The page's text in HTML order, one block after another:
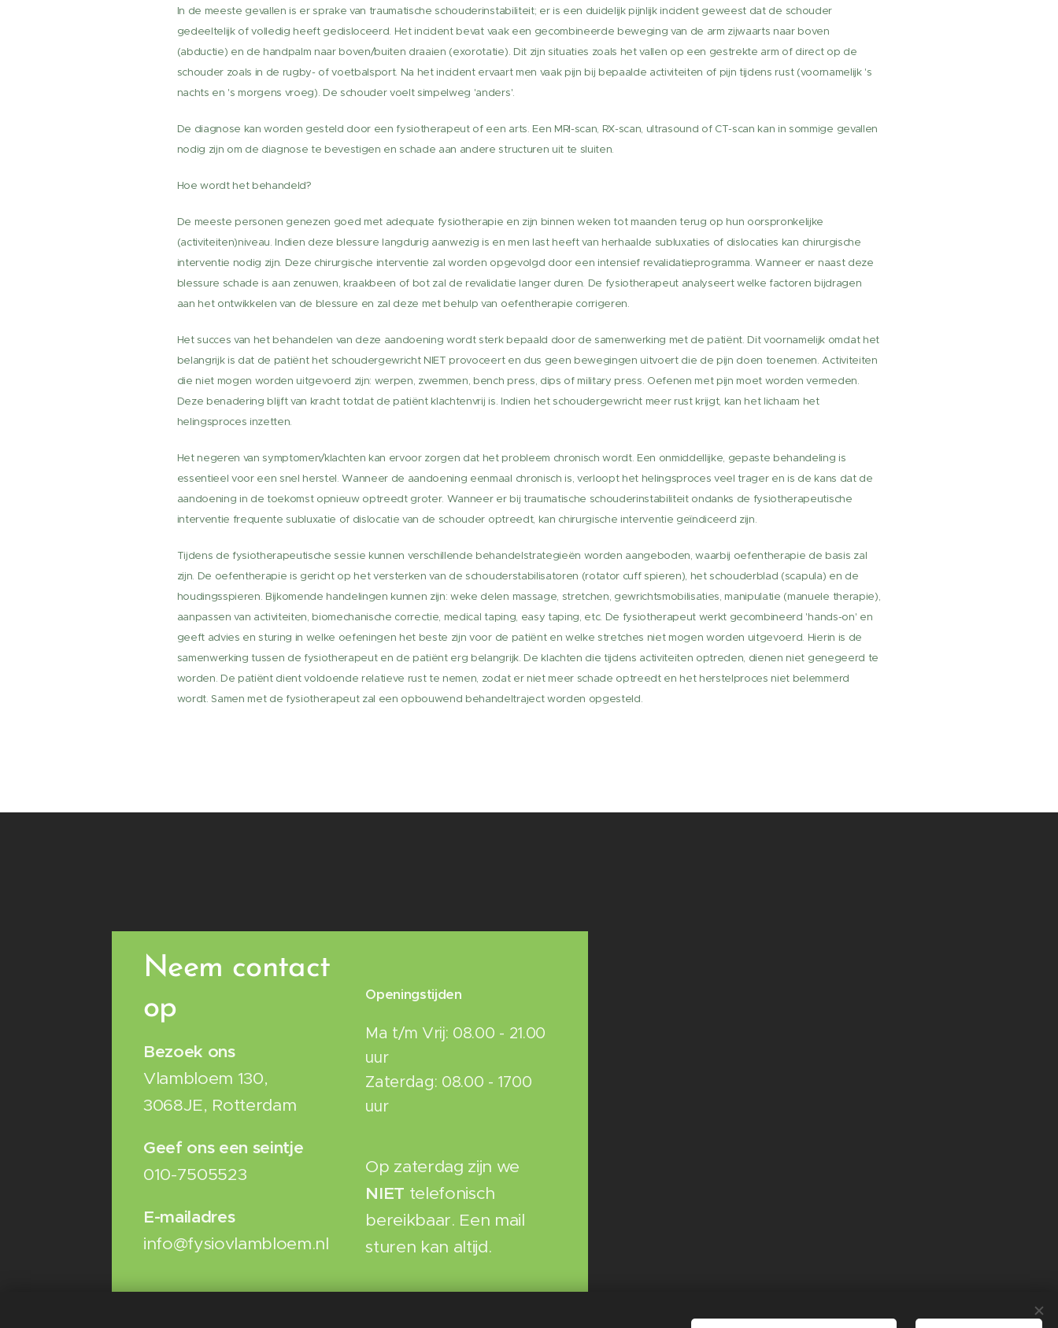
In de meeste gevallen is er sprake van traumatische schouderinstabiliteit; er is een duidelijk pijnlijk incident geweest dat de schouder
gedeeltelijk of volledig heeft gedisloceerd. Het incident bevat vaak een gecombineerde beweging van de arm zijwaarts naar boven
(abductie) en de handpalm naar boven/buiten draaien (exorotatie). Dit zijn situaties zoals het vallen op een gestrekte arm of direct op de
schouder zoals in de rugby- of voetbalsport. Na het incident ervaart men vaak pijn bij bepaalde activiteiten of pijn tijdens rust (voornamelijk 's
nachts en 's morgens vroeg). De schouder voelt simpelweg 'anders'.
De diagnose kan worden gesteld door een fysiotherapeut of een arts. Een MRI-scan, RX-scan, ultrasound of CT-scan kan in sommige gevallen
nodig zijn om de diagnose te bevestigen en schade aan andere structuren uit te sluiten.
Hoe wordt het behandeld?
De meeste personen genezen goed met adequate fysiotherapie en zijn binnen weken tot maanden terug op hun oorspronkelijke
(activiteiten)niveau. Indien deze blessure langdurig aanwezig is en men last heeft van herhaalde subluxaties of dislocaties kan chirurgische
interventie nodig zijn. Deze chirurgische interventie zal worden opgevolgd door een intensief revalidatieprogramma. Wanneer er naast deze
blessure schade is aan zenuwen, kraakbeen of bot zal de revalidatie langer duren. De fysiotherapeut analyseert welke factoren bijdragen
aan het ontwikkelen van de blessure en zal deze met behulp van oefentherapie corrigeren.
Het succes van het behandelen van deze aandoening wordt sterk bepaald door de samenwerking met de patiënt. Dit voornamelijk omdat het
belangrijk is dat de patiënt het schoudergewricht NIET provoceert en dus geen bewegingen uitvoert die de pijn doen toenemen. Activiteiten
die niet mogen worden uitgevoerd zijn: werpen, zwemmen, bench press, dips of military press. Oefenen met pijn moet worden vermeden.
Deze benadering blijft van kracht totdat de patiënt klachtenvrij is. Indien het schoudergewricht meer rust krijgt, kan het lichaam het
helingsproces inzetten.
Het negeren van symptomen/klachten kan ervoor zorgen dat het probleem chronisch wordt. Een onmiddellijke, gepaste behandeling is
essentieel voor een snel herstel. Wanneer de aandoening eenmaal chronisch is, verloopt het helingsproces veel trager en is de kans dat de
aandoening in de toekomst opnieuw optreedt groter. Wanneer er bij traumatische schouderinstabiliteit ondanks de fysiotherapeutische
interventie frequente subluxatie of dislocatie van de schouder optreedt, kan chirurgische interventie geïndiceerd zijn.
Tijdens de fysiotherapeutische sessie kunnen verschillende behandelstrategieën worden aangeboden, waarbij oefentherapie de basis zal
zijn. De oefentherapie is gericht op het versterken van de schouderstabilisatoren (rotator cuff spieren), het schouderblad (scapula) en de
houdingsspieren. Bijkomende handelingen kunnen zijn: weke delen massage, stretchen, gewrichtsmobilisaties, manipulatie (manuele therapie),
aanpassen van activiteiten, biomechanische correctie, medical taping, easy taping, etc. De fysiotherapeut werkt gecombineerd 'hands-on' en
geeft advies en sturing in welke oefeningen het beste zijn voor de patiënt en welke stretches niet mogen worden uitgevoerd. Hierin is de
samenwerking tussen de fysiotherapeut en de patiënt erg belangrijk. De klachten die tijdens activiteiten optreden, dienen niet genegeerd te
worden. De patiënt dient voldoende relatieve rust te nemen, zodat er niet meer schade optreedt en het herstelproces niet belemmerd
wordt. Samen met de fysiotherapeut zal een opbouwend behandeltraject worden opgesteld.
Neem contact
op
Bezoek ons
Vlambloem 130,
3068JE, Rotterdam
Geef ons een seintje
010-7505523
E-mailadres
info@fysiovlambloem.nl
Openingstijden
Ma t/m Vrij: 08.00 - 21.00
uur
Zaterdag: 08.00 - 1700
uur
Op zaterdag zijn we
NIET telefonisch
bereikbaar. Een mail
sturen kan altijd.